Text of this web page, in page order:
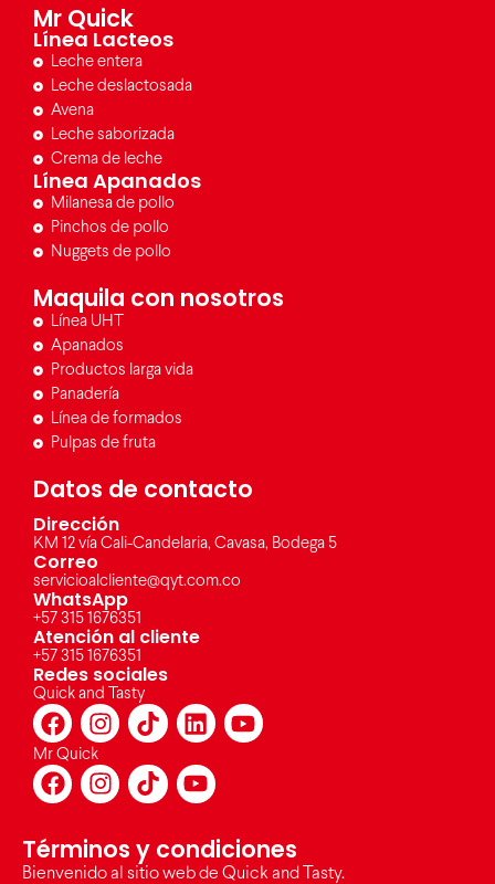
Mr Quick
Línea Lacteos
Leche entera
Leche deslactosada
Avena
Leche saborizada
Crema de leche
Línea Apanados
Milanesa de pollo
Pinchos de pollo
Nuggets de pollo
Maquila con nosotros
Línea UHT
Apanados
Productos larga vida
Panadería
Línea de formados
Pulpas de fruta
Datos de contacto
Dirección
KM 12 vía Cali-Candelaria, Cavasa, Bodega 5
Correo
servicioalcliente@qyt.com.co
WhatsApp
+57 315 1676351
Atención al cliente
+57 315 1676351
Redes sociales
Quick and Tasty
Mr Quick
Términos y condiciones
Bienvenido al sitio web de Quick and Tasty.